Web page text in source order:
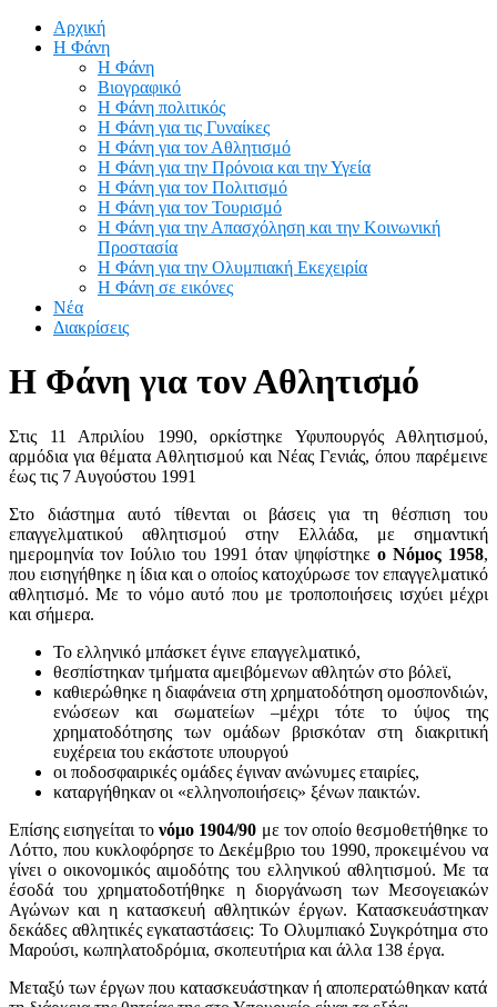
Αρχική
Η Φάνη
Η Φάνη
Βιογραφικό
Η Φάνη πολιτικός
Η Φάνη για τις Γυναίκες
Η Φάνη για τον Αθλητισμό
Η Φάνη για την Πρόνοια και την Υγεία
Η Φάνη για τον Πολιτισμό
Η Φάνη για τον Τουρισμό
Η Φάνη για την Απασχόληση και την Κοινωνική
Προστασία
Η Φάνη για την Ολυμπιακή Εκεχειρία
Η Φάνη σε εικόνες
Νέα
Διακρίσεις
Η Φάνη για τον Αθλητισμό
Στις 11 Απριλίου 1990, ορκίστηκε Υφυπουργός Αθλητισμού,
αρμόδια για θέματα Αθλητισμού και Νέας Γενιάς, όπου παρέμεινε
έως τις 7 Αυγούστου 1991
Στο διάστημα αυτό τίθενται οι βάσεις για τη θέσπιση του
επαγγελματικού αθλητισμού στην Ελλάδα, με σημαντική
ημερομηνία τον Ιούλιο του 1991 όταν ψηφίστηκε ο Νόμος 1958,
που εισηγήθηκε η ίδια και ο οποίος κατοχύρωσε τον επαγγελματικό
αθλητισμό. Με το νόμο αυτό που με τροποποιήσεις ισχύει μέχρι
και σήμερα.
Το ελληνικό μπάσκετ έγινε επαγγελματικό,
θεσπίστηκαν τμήματα αμειβόμενων αθλητών στο βόλεϊ,
καθιερώθηκε η διαφάνεια στη χρηματοδότηση ομοσπονδιών,
ενώσεων και σωματείων –μέχρι τότε το ύψος της
χρηματοδότησης των ομάδων βρισκόταν στη διακριτική
ευχέρεια του εκάστοτε υπουργού
οι ποδοσφαιρικές ομάδες έγιναν ανώνυμες εταιρίες,
καταργήθηκαν οι «ελληνοποιήσεις» ξένων παικτών.
Επίσης εισηγείται τονόμο 1904/90 με τον οποίο θεσμοθετήθηκε το
Λόττο, που κυκλοφόρησε το Δεκέμβριο του 1990, προκειμένου να
γίνει ο οικονομικός αιμοδότης του ελληνικού αθλητισμού. Με τα
έσοδά του χρηματοδοτήθηκε η διοργάνωση των Μεσογειακών
Αγώνων και η κατασκευή αθλητικών έργων. Κατασκευάστηκαν
δεκάδες αθλητικές εγκαταστάσεις: Το Ολυμπιακό Συγκρότημα στο
Μαρούσι, κωπηλατοδρόμια, σκοπευτήρια και άλλα 138 έργα.
Μεταξύ των έργων που κατασκευάστηκαν ή αποπερατώθηκαν κατά